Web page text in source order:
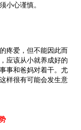
小心谨慎。
疼爱，但不能因此而
应该从小就养成好的
事和爸妈对着干。尤
样很有可能会发生意